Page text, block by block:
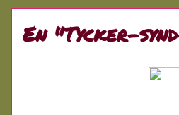
En "Tycker-